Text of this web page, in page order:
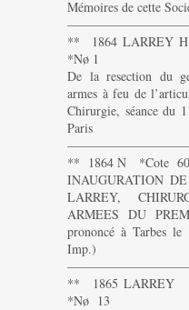
Mémoires de cette
** 1864 LARREY
*Nø 1
De la resection du
armes à feu de
Chirurgie, séance du
Paris
** 1864 N *Cote
INAUGURATION
LARREY,
ARMEES DU
prononcé à Tarbes
Imp.)
** 1865 LARREY
*Nø 13